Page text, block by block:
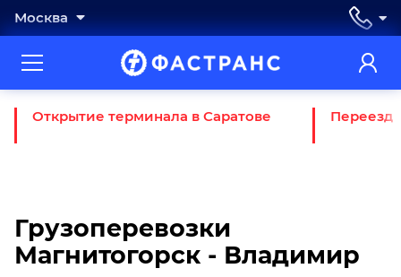
Москва
Открытие терминала в Саратове Переезд
Грузоперевозки
Магнитогорск - Владимир